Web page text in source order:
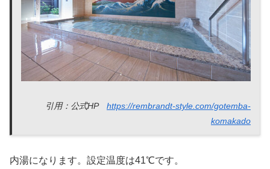
引用：公式HP https://rembrandt-style.com/gotemba-
komakado
内湯になります。設定温度は41℃です。